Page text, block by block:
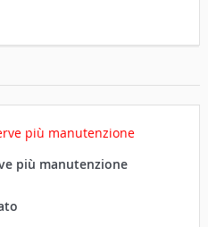
più manutenzione